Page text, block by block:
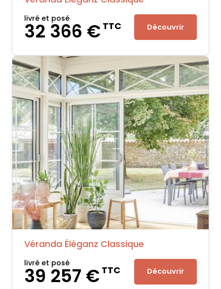
livré et posé
32 366 €TTC Découvrir
Véranda Éléganz Classique
livré et posé
39 257 €TTC Découvrir